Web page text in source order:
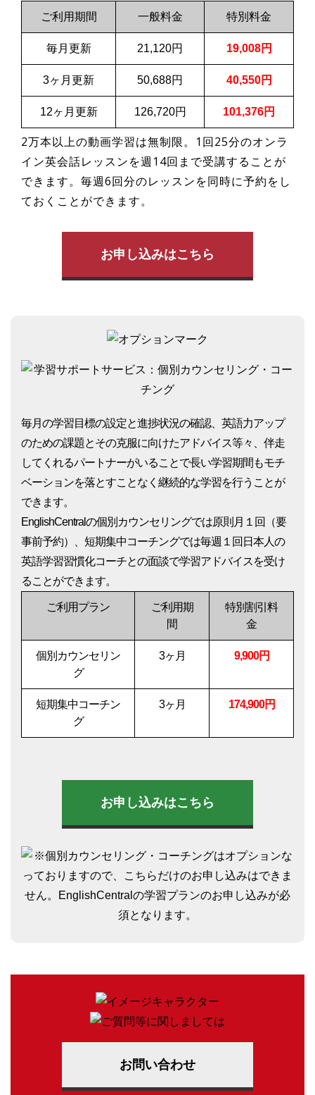
ご利用期間 一般料金 特別料金
毎月更新 21,120円 19,008円
3ヶ月更新 50,688円 40,550円
12ヶ月更新 126,720円 101,376円
2万本以上の動画学習は無制限。1回25分のオンラ
イン英会話レッスンを週14回まで受講することが
できます。毎週6回分のレッスンを同時に予約をし
ておくことができます。
お申し込みはこちら
毎月の学習目標の設定と進捗状況の確認、英語力アップ
のための課題とその克服に向けたアドバイス等々、伴走
してくれるパートナーがいることで長い学習期間もモチ
ベーションを落とすことなく継続的な学習を行うことが
できます。
EnglishCentralの個別カウンセリングでは原則月１回（要
事前予約）、短期集中コーチングでは毎週１回日本人の
英語学習習慣化コーチとの面談で学習アドバイスを受け
ることができます。
ご利用プラン
ご利用期
間
特別割引料
金
個別カウンセリン
グ
3ヶ月 9,900円
短期集中コーチン
グ
3ヶ月 174,900円
お申し込みはこちら
お問い合わせ